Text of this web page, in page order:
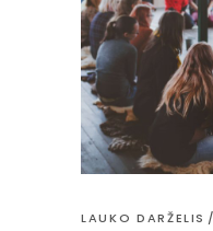
LAUKO DARŽELIS